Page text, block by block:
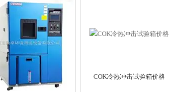
COK冷热冲击试验箱价格